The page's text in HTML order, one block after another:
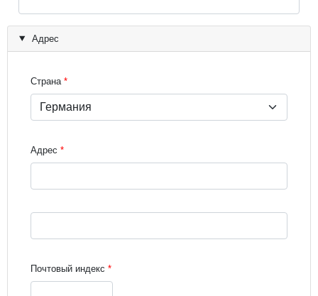
Адрес
Страна
Адрес
Street address line 3
Почтовый индекс